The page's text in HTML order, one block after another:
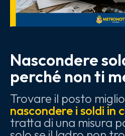
Nascondere
perché non ti
Trovare il posto
nascondere i soldi in
tratta di una misura